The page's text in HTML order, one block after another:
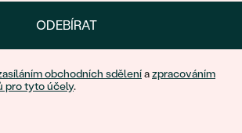
ODEBÍRAT
obchodních sděleníazpracováním
pro tyto účely.